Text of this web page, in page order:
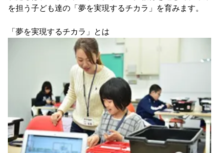
を担う子ども達の「夢を実現するチカラ」を育みます。
「夢を実現するチカラ」とは